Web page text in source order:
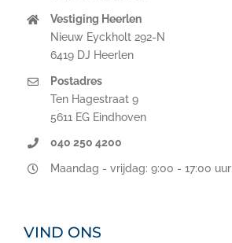
Vestiging Heerlen
Nieuw Eyckholt 292-N
6419 DJ Heerlen
Postadres
Ten Hagestraat 9
5611 EG Eindhoven
040 250 4200
Maandag - vrijdag: 9:00 - 17:00 uur
VIND ONS